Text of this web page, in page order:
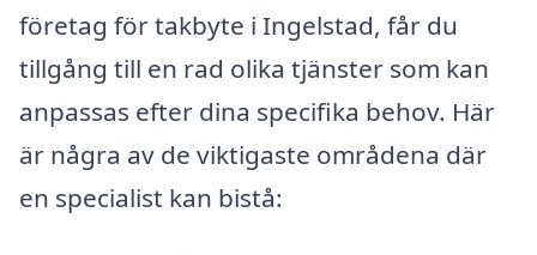
företag för takbyte i Ingelstad, får du
tillgång till en rad olika tjänster som kan
anpassas efter dina specifika behov. Här
är några av de viktigaste områdena där
en specialist kan bistå: